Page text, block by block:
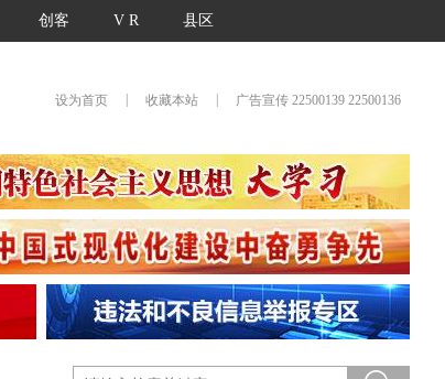
创客 V R 县区
设为首页 收藏本站 广告宣传 22500139 22500136